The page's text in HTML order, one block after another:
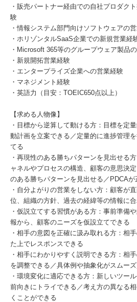
・販売パートナー経由での自社プロダク
験
・情報システム部門向けソフトウェアの
・ホリゾンタルSaaS企業での新規営業経
・Microsoft 365等のグループウェア製品
・新規開拓営業経験
・エンタープライズ企業への営業経験
・マネジメント経験
・英語力（目安：TOEIC650点以上）
【求める人物像】
・目標から逆算して動ける方：目標を定
動計画を立案できる／定量的に進捗管理
てる
・再現性のある勝ちパターンを見出せる
ャネルやプロセスの構造、顧客の意思決
のある勝ちパターンを見出せる／PDCAが
・自分よがりの営業をしない方：顧客が
位、組織の方針、過去の経緯等の情報に
・仮説立てする習慣がある方：事前準備
報から、顧客のニーズを仮設立てできる
・相手の意図を正確に汲み取れる方：相
た上でレスポンスできる
・相手にわかりやすく説明できる方：相
を調整できる／具体例や抽象化がスムー
・環境変化に適応できる方：新しいツー
前向きにトライできる／考え方の異なる
くことができる